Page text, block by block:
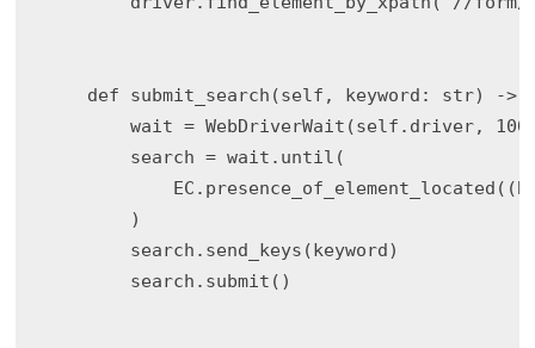
def submit_search(self, keyword: str) ->
wait = WebDriverWait(self.driver,
        search = wait.until(
        )
        search.send_keys(keyword)
        search.submit()